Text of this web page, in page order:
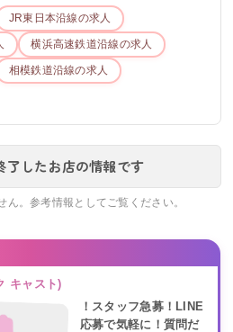
JR東日本沿線の求人
横浜高速鉄道沿線の求人
相模鉄道沿線の求人
了したお店の情報です
。参考情報としてご覧ください。
キャスト)
！スタッフ急募！LINE
応募で気軽に！質問だ